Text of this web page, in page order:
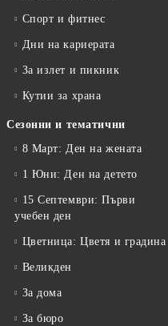
Спорт и фитнес
Дни на кариерата
За излет и пикник
Кутии за храна
Сезонни и тематични
8 Март: Ден на жената
1 Юни: Ден на детето
15 Септември: Първи
учебен ден
Цветница: Цветя и градина
Великден
За дома
За бюро